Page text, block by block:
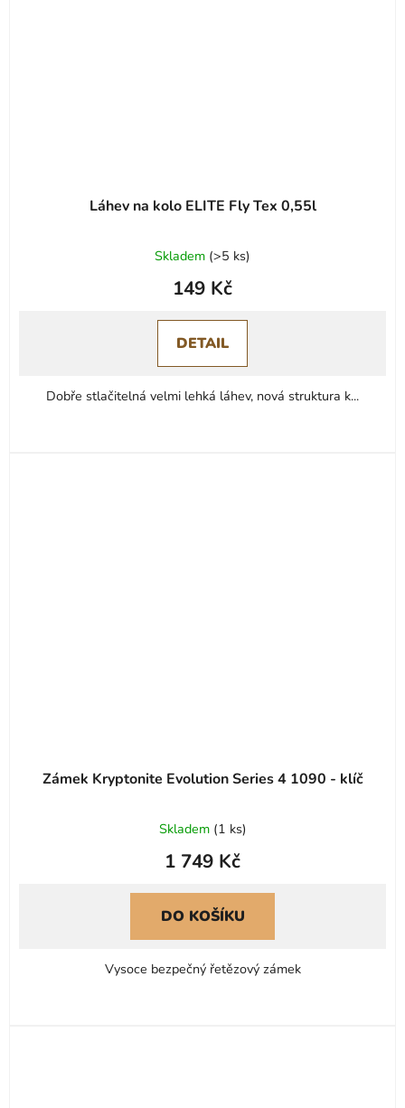
Láhev na kolo ELITE Fly Tex 0,55l
hodnocení
produktu
0,0
z
5
Skladem (>5 ks)
149 Kč
DETAIL
Dobře stlačitelná velmi lehká láhev, nová struktura k...
Zámek Kryptonite Evolution Series 4 1090 - klíč
Skladem (1 ks)
1 749 Kč
DO KOŠÍKU
Vysoce bezpečný řetězový zámek